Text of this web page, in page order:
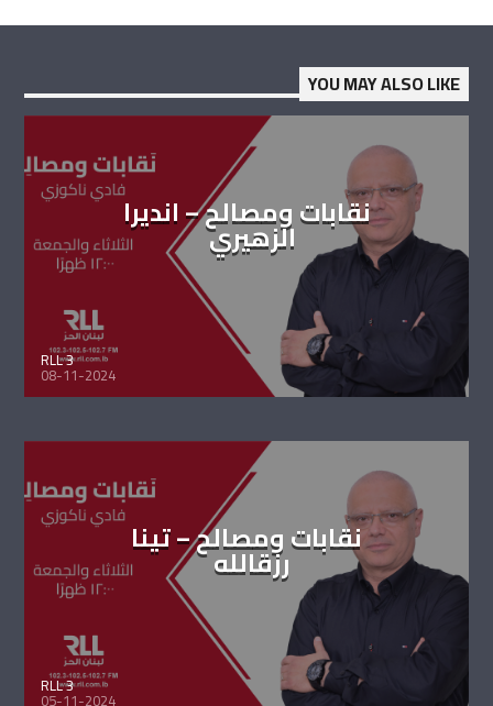
YOU MAY ALSO LIKE
نقابات ومصالح – انديرا
الزهيري
RLL 3
08-11-2024
نقابات ومصالح – تينا
رزقالله
RLL 3
05-11-2024